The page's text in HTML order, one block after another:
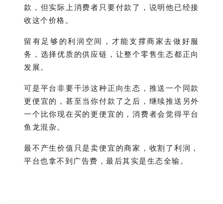
款，但实际上消费者只要付款了，说明他已经接
收这个价格。
留有足够的利润空间，才能支撑商家去做好服
务，选择优质的供应链，让整个零售生态都正向
发展。
可是平台非要干涉这种正向生态，推送一个同款
更便宜的，甚至当你付款了之后，继续推送另外
一个比你现在买的更便宜的，消费者会觉得平台
鱼龙混杂。
最不产生价值只是卖便宜的商家，收割了利润，
平台也拿不到广告费，最后其实是生态全输。